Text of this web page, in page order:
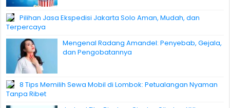
Pilihan Jasa Ekspedisi Jakarta Solo Aman, Mudah, dan
Terpercaya
Mengenal Radang Amandel: Penyebab, Gejala,
dan Pengobatannya
8 Tips Memilih Sewa Mobil di Lombok: Petualangan Nyaman
Tanpa Ribet